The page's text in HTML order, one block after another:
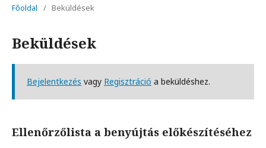
Főoldal / Beküldések
Beküldések
Bejelentkezés vagy Regisztráció a beküldéshez.
Ellenőrzőlista a benyújtás előkészítéséhez